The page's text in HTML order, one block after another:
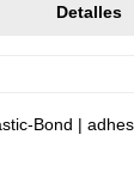
Detalles